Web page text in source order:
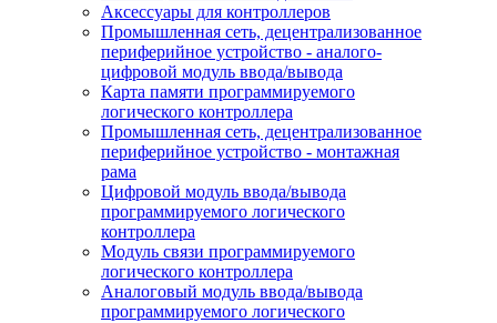
Аксессуары для контроллеров
Промышленная сеть, децентрализованное
периферийное устройство - аналого-
цифровой модуль ввода/вывода
Карта памяти программируемого
логического контроллера
Промышленная сеть, децентрализованное
периферийное устройство - монтажная
рама
Цифровой модуль ввода/вывода
программируемого логического
контроллера
Модуль связи программируемого
логического контроллера
Аналоговый модуль ввода/вывода
программируемого логического